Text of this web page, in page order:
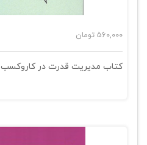
560,000 تومان
کتاب مدیریت قدرت در کاروکسب